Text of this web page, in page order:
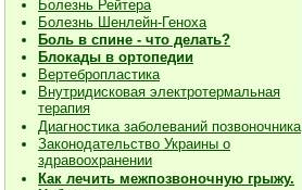
Болезнь Рейтера
Болезнь Шенлейн-Геноха
Боль в спине - что делать?
Блокады в ортопедии
Вертебропластика
Внутридисковая электротермальная
терапия
Диагностика заболеваний позвоночника
Законодательство Украины о
здравоохранении
Как лечить межпозвоночную грыжу.